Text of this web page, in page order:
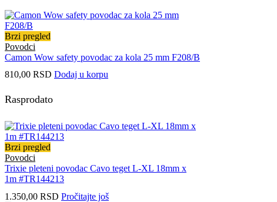
Brzi pregled
Povodci
Camon Wow safety povodac za kola 25 mm F208/B
810,00 RSD Dodaj u korpu
Rasprodato
Brzi pregled
Povodci
Trixie pleteni povodac Cavo teget L-XL 18mm x
1m #TR144213
1.350,00 RSD Pročitajte još